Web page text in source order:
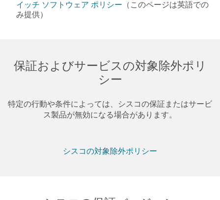
イッチ ソフトウェア ポリシー （このページは英語での
み提供）
保証およびサービスの対象除外ポリ
シー
特定の行動や条件によっては、シスコの保証またはサービ
ス製品が無効になる場合があります。
シスコの対象除外ポリシー